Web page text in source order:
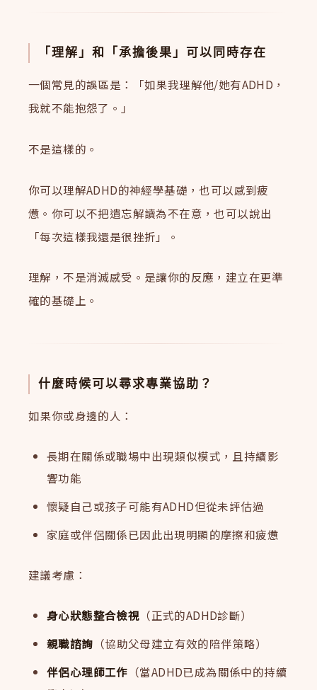
「理解」和「承擔後果」可以同時存在
一個常見的誤區是：「如果我理解他/她有ADHD，
我就不能抱怨了。」
不是這樣的。
你可以理解ADHD的神經學基礎，也可以感到疲
憊。你可以不把遺忘解讀為不在意，也可以說出
「每次這樣我還是很挫折」。
理解，不是消滅感受。是讓你的反應，建立在更準
確的基礎上。
什麼時候可以尋求專業協助？
如果你或身邊的人：
長期在關係或職場中出現類似模式，且持續影
響功能
懷疑自己或孩子可能有ADHD但從未評估過
家庭或伴侶關係已因此出現明顯的摩擦和疲憊
建議考慮：
身心狀態整合檢視 （正式的ADHD診斷）
親職諮詢 （協助父母建立有效的陪伴策略）
伴侶心理師工作 （當ADHD已成為關係中的持續